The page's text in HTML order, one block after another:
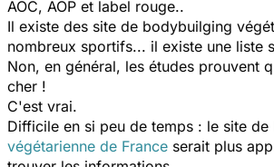
AOC, AOP et label rouge..
Il existe des site de bodybuilging
nombreux sportifs... il existe une liste
Non, en général, les études prouvent
cher !
C'est vrai.
Difficile en si peu de temps : le site de
végétarienne de France serait plus